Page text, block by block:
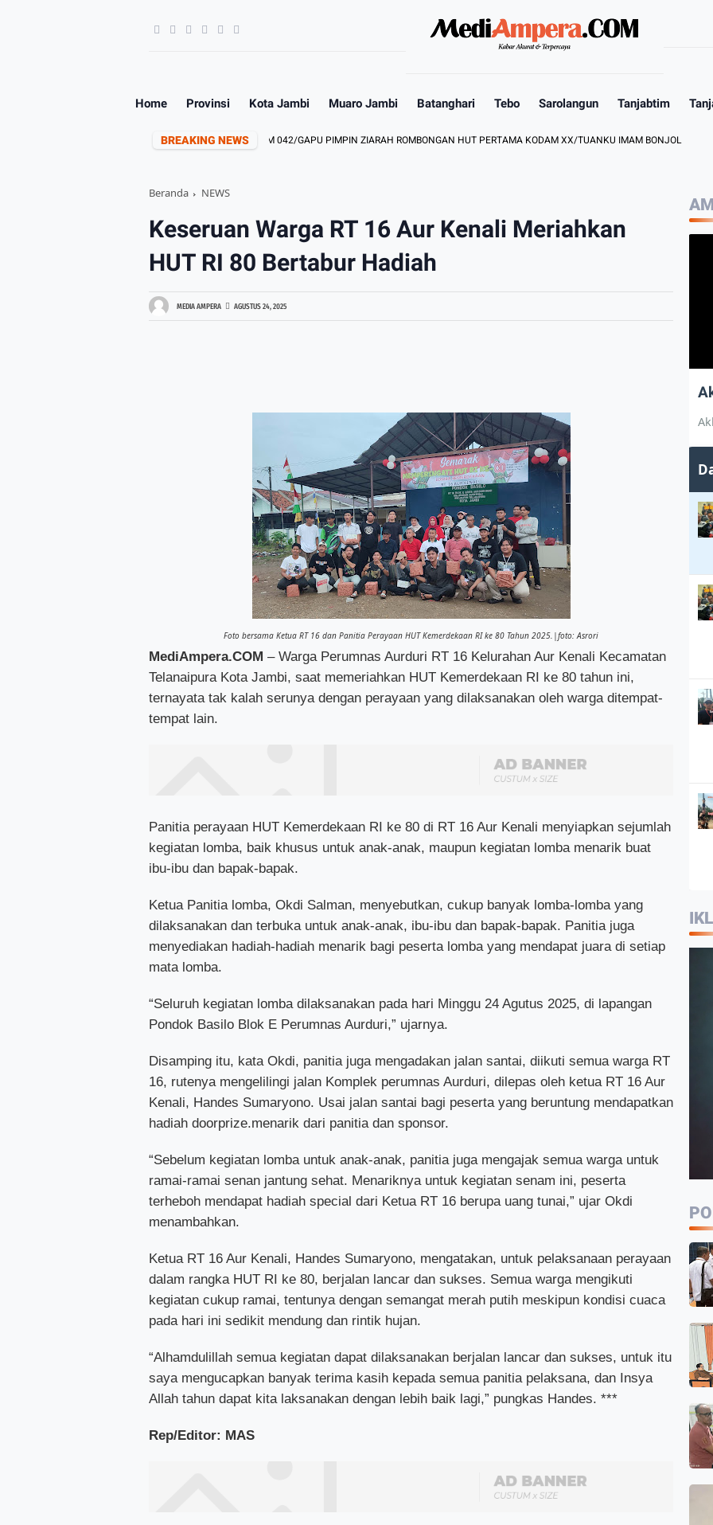
Home Provinsi Kota Jambi Muaro Jambi Batanghari Tebo Sarolangun Tanjabtim
BREAKING NEWSKASREM 042/GAPU PIMPIN ZIARAH ROMBONGAN HUT PERTAMA KODAM XX/TUANKU IMAM BONJOL
Beranda NEWS
Keseruan Warga RT 16 Aur Kenali Meriahkan
HUT RI 80 Bertabur Hadiah
MEDIA AMPERA AGUSTUS 24, 2025
Foto bersama Ketua RT 16 dan Panitia Perayaan HUT Kemerdekaan RI ke 80 Tahun 2025.|foto: Asrori
MediAmpera.COM – Warga Perumnas Aurduri RT 16 Kelurahan Aur Kenali Kecamatan
Telanaipura Kota Jambi, saat memeriahkan HUT Kemerdekaan RI ke 80 tahun ini,
ternayata tak kalah serunya dengan perayaan yang dilaksanakan oleh warga ditempat-
tempat lain.
Panitia perayaan HUT Kemerdekaan RI ke 80 di RT 16 Aur Kenali menyiapkan sejumlah
kegiatan lomba, baik khusus untuk anak-anak, maupun kegiatan lomba menarik buat
ibu-ibu dan bapak-bapak.
Ketua Panitia lomba, Okdi Salman, menyebutkan, cukup banyak lomba-lomba yang
dilaksanakan dan terbuka untuk anak-anak, ibu-ibu dan bapak-bapak. Panitia juga
menyediakan hadiah-hadiah menarik bagi peserta lomba yang mendapat juara di setiap
mata lomba.
“Seluruh kegiatan lomba dilaksanakan pada hari Minggu 24 Agutus 2025, di lapangan
Pondok Basilo Blok E Perumnas Aurduri,” ujarnya.
Disamping itu, kata Okdi, panitia juga mengadakan jalan santai, diikuti semua warga RT
16, rutenya mengelilingi jalan Komplek perumnas Aurduri, dilepas oleh ketua RT 16 Aur
Kenali, Handes Sumaryono. Usai jalan santai bagi peserta yang beruntung mendapatkan
hadiah doorprize.menarik dari panitia dan sponsor.
“Sebelum kegiatan lomba untuk anak-anak, panitia juga mengajak semua warga untuk
ramai-ramai senan jantung sehat. Menariknya untuk kegiatan senam ini, peserta
terheboh mendapat hadiah special dari Ketua RT 16 berupa uang tunai,” ujar Okdi
menambahkan.
Ketua RT 16 Aur Kenali, Handes Sumaryono, mengatakan, untuk pelaksanaan perayaan
dalam rangka HUT RI ke 80, berjalan lancar dan sukses. Semua warga mengikuti
kegiatan cukup ramai, tentunya dengan semangat merah putih meskipun kondisi cuaca
pada hari ini sedikit mendung dan rintik hujan.
“Alhamdulillah semua kegiatan dapat dilaksanakan berjalan lancar dan sukses, untuk itu
saya mengucapkan banyak terima kasih kepada semua panitia pelaksana, dan Insya
Allah tahun dapat kita laksanakan dengan lebih baik lagi,” pungkas Handes. ***
Rep/Editor: MAS